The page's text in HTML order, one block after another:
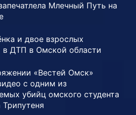
Млечный Путь на
и двое взрослых
в ДТП в Омской области
«Вестей Омск»
с одним из
убийц омского студента